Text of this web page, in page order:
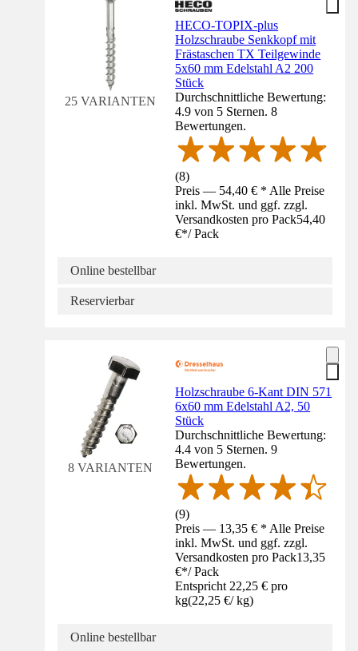
25 VARIANTEN
HECO-TOPIX-plus
Holzschraube Senkkopf mit
Frästaschen TX Teilgewinde
5x60 mm Edelstahl A2 200
Stück
Durchschnittliche Bewertung:
4.9 von 5 Sternen. 8
Bewertungen.
(8)
Preis — 54,40 € * Alle Preise
inkl. MwSt. und ggf. zzgl.
Versandkosten pro Pack54,40
€*/ Pack
Online bestellbar
Reservierbar
8 VARIANTEN
Holzschraube 6-Kant DIN 571
6x60 mm Edelstahl A2, 50
Stück
Durchschnittliche Bewertung:
4.4 von 5 Sternen. 9
Bewertungen.
(9)
Preis — 13,35 € * Alle Preise
inkl. MwSt. und ggf. zzgl.
Versandkosten pro Pack13,35
€*/ Pack
Entspricht 22,25 € pro
kg(22,25 €/ kg)
Online bestellbar